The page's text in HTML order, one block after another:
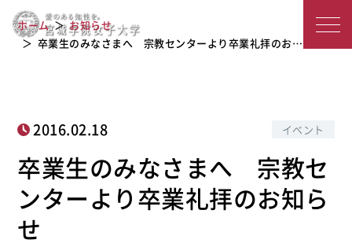
城
子
大
卒業生のみなさまへ 宗教センターよ
り卒業礼拝のお知らせ
ホーム
お知らせ
卒業生のみなさまへ 宗教センターより卒業礼拝のお…
2016.02.18 イベント
卒業生のみなさまへ 宗教セ
ンターより卒業礼拝のお知ら
せ